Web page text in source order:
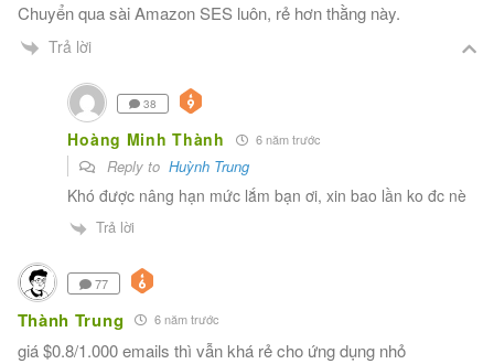
Chuyển qua sài Amazon SES luôn, rẻ hơn thằng này.
Trả lời
38
Hoàng Minh Thành 6 năm trước
Reply toHuỳnh Trung
Khó được nâng hạn mức lắm bạn ơi, xin bao lần ko đc nè
Trả lời
77
Thành Trung 6 năm trước
giá $0.8/1.000 emails thì vẫn khá rẻ cho ứng dụng nhỏ